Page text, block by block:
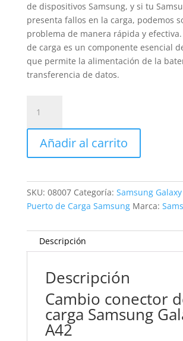
de dispositivos Samsung, y si tu
presenta fallos en la carga, podemos
problema de manera rápida y
de carga es un componente esencial
que permite la alimentación de la
transferencia de datos.
conector
carga
Samsung
Galaxy
cantidad
Añadir al carrito
SKU: 08007 Categoría: Samsung
Puerto de Carga Samsung Marca:
Descripción
Descripción
Cambio conector
carga Samsung
A42